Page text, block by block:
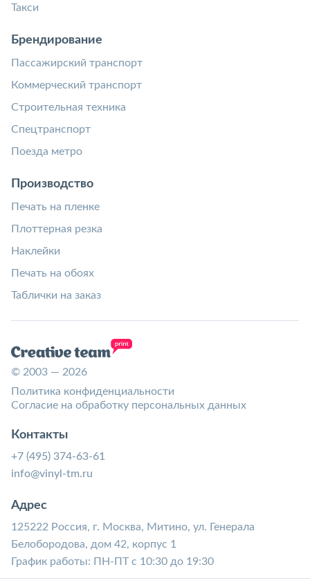
Такси
Брендирование
Пассажирский транспорт
Коммерческий транспорт
Строительная техника
Спецтранспорт
Поезда метро
Производство
Печать на пленке
Плоттерная резка
Наклейки
Печать на обоях
Таблички на заказ
© 2003 — 2026
Политика конфиденциальности
Согласие на обработку персональных данных
Контакты
+7 (495) 374-63-61
info@vinyl-tm.ru
Адрес
125222 Россия, г. Москва, Митино, ул. Генерала
Белобородова, дом 42, корпус 1
График работы: ПН-ПТ с 10:30 до 19:30